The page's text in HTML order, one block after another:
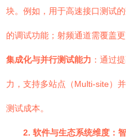
块。例如，用于高速接口测试
的调试功能；射频通道需覆盖
集成化与并行测试能力 ：通过
力，支持多站点（Multi-site）
测试成本。
2. 软件与生态系统维度：